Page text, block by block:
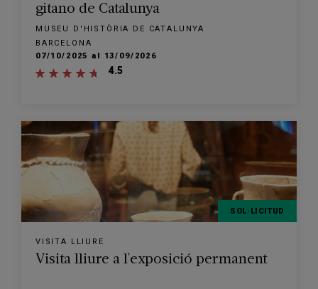
gitano de Catalunya
MUSEU D'HISTÒRIA DE CATALUNYA
BARCELONA
07/10/2025 al 13/09/2026
4.5
SOL·LICITUD
VISITA LLIURE
Visita lliure a l'exposició permanent